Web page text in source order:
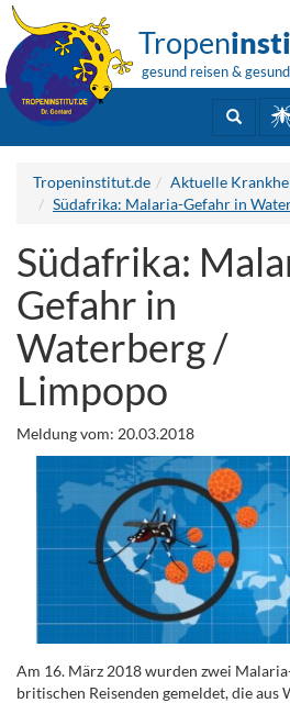
Tropen
gesund reisen &
Tropeninstitut.de
Aktuelle
Südafrika: Malaria-Gefahr in
Südafrika:
Gefahr in
Waterberg /
Limpopo
Meldung vom: 20.03.2018
Am 16. März 2018 wurden zwei
britischen Reisenden gemeldet, die aus